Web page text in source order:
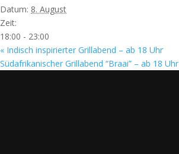
Datum: 8. August
Zeit:
18:00 - 23:00
« Indisch inspirierter Grillabend – ab 18 Uhr
Südafrikanischer Grillabend “Braai” – ab 18 Uhr